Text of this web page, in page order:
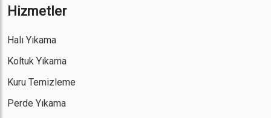
Hizmetler
Halı Yıkama
Koltuk Yıkama
Kuru Temizleme
Perde Yıkama